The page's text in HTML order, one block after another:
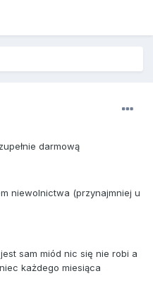
darmową
niewolnictwa (przynajmniej u
sam miód nic się nie robi a
każdego miesiąca